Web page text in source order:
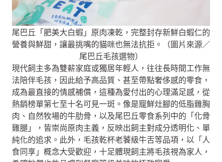
尾巴丘「肥美大白蝦」原肉凍乾，完整封存新鮮白蝦仁的
營養與鮮甜，讓最挑嘴的貓咪也無法抗拒。（圖片來源／
尾巴丘毛孩選物）
現代飼主多為雙薪家庭或獨居年輕人，往往長時間工作無
法陪伴毛孩，因此給予高品質、甚至帶點奢侈感的零食，
成為最直接的情感補償，這種為愛付出的心理滿足感，從
熱銷榜單第七至十名可見一斑。像是寵鮮灶腳的低脂雞胸
肉、自然牧場的牛肋骨，以及尾巴丘零食系列中的「化骨
雞腿」，皆崇尚原肉主義，反映出飼主對成分透明化、單
純化的追求。此外，毛孩乾杯老饕級牛舌等品項，以「人
食同享」概念大受歡迎，十足體現飼主將毛孩視為家人，